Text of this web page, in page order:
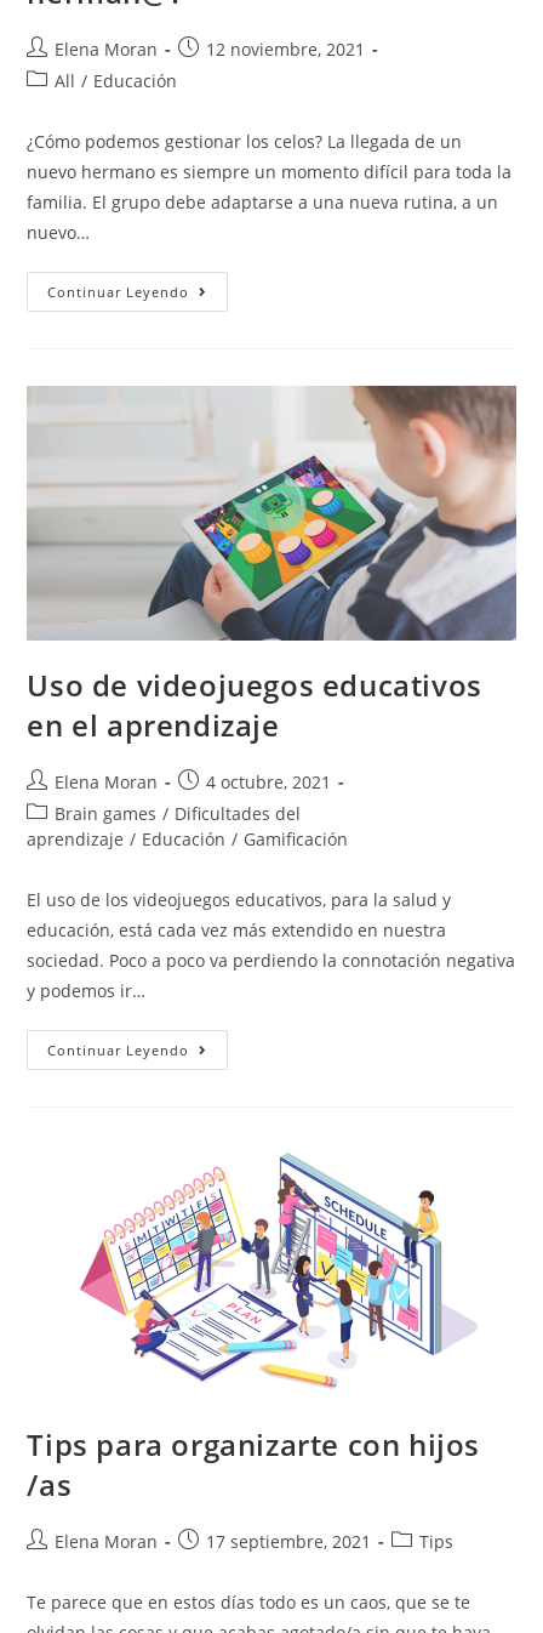
Elena Moran
12 noviembre, 2021
All / Educación
¿Cómo podemos gestionar los celos? La llegada de un
nuevo hermano es siempre un momento difícil para toda la
familia. El grupo debe adaptarse a una nueva rutina, a un
nuevo…
Continuar Leyendo
Uso de videojuegos educativos
en el aprendizaje
Elena Moran
4 octubre, 2021
Brain games / Dificultades del
aprendizaje / Educación / Gamificación
El uso de los videojuegos educativos, para la salud y
educación, está cada vez más extendido en nuestra
sociedad. Poco a poco va perdiendo la connotación negativa
y podemos ir…
Continuar Leyendo
Tips para organizarte con hijos
/as
Elena Moran 17 septiembre, 2021 Tips
Te parece que en estos días todo es un caos, que se te